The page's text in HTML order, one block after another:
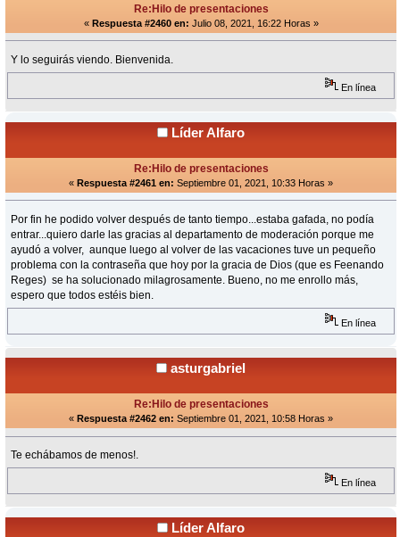
Re:Hilo de presentaciones
« Respuesta #2460 en: Julio 08, 2021, 16:22 Horas »
Y lo seguirás viendo. Bienvenida.
En línea
Líder Alfaro
Re:Hilo de presentaciones
« Respuesta #2461 en: Septiembre 01, 2021, 10:33 Horas »
Por fin he podido volver después de tanto tiempo...estaba gafada, no podía
entrar...quiero darle las gracias al departamento de moderación porque me
ayudó a volver, aunque luego al volver de las vacaciones tuve un pequeño
problema con la contraseña que hoy por la gracia de Dios (que es Feenando
Reges) se ha solucionado milagrosamente. Bueno, no me enrollo más,
espero que todos estéis bien.
En línea
asturgabriel
Re:Hilo de presentaciones
« Respuesta #2462 en: Septiembre 01, 2021, 10:58 Horas »
Te echábamos de menos!.
En línea
Líder Alfaro